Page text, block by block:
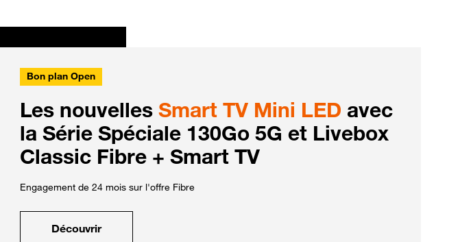
Bon plan Open
Les nouvelles Smart TV Mini LED avec
la Série Spéciale 130Go 5G et Livebox
Classic Fibre + Smart TV
Engagement de 24 mois sur l'offre Fibre
Découvrir